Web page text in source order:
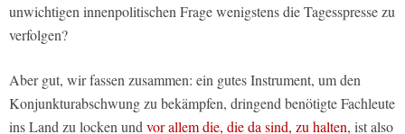
unwichtigen innenpolitischen Frage wenigstens die Tagesspresse zu
verfolgen?
Aber gut, wir fassen zusammen: ein gutes Instrument, um den
Konjunkturabschwung zu bekämpfen, dringend benötigte Fachleute
ins Land zu locken und vor allem die, die da sind, zu halten, ist also